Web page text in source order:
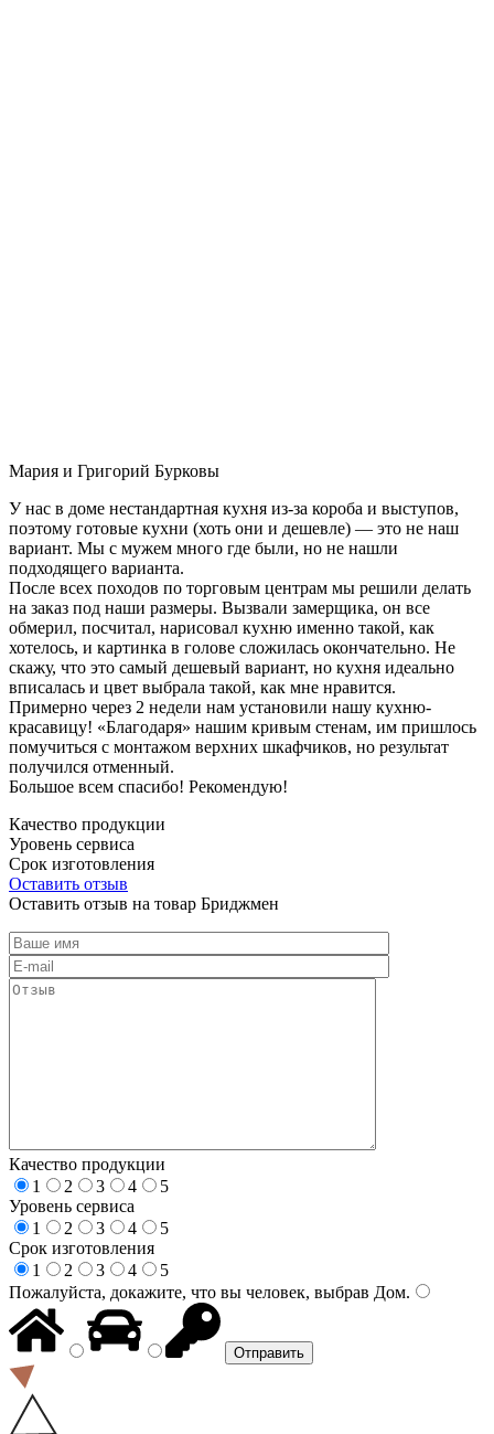
Мария и Григорий Бурковы
У нас в доме нестандартная кухня из-за короба и выступов,
поэтому готовые кухни (хоть они и дешевле) — это не наш
вариант. Мы с мужем много где были, но не нашли
подходящего варианта.
После всех походов по торговым центрам мы решили делать
на заказ под наши размеры. Вызвали замерщика, он все
обмерил, посчитал, нарисовал кухню именно такой, как
хотелось, и картинка в голове сложилась окончательно. Не
скажу, что это самый дешевый вариант, но кухня идеально
вписалась и цвет выбрала такой, как мне нравится.
Примерно через 2 недели нам установили нашу кухню-
красавицу! «Благодаря» нашим кривым стенам, им пришлось
помучиться с монтажом верхних шкафчиков, но результат
получился отменный.
Большое всем спасибо! Рекомендую!
Качество продукции
Уровень сервиса
Срок изготовления
Оставить отзыв
Оставить отзыв на товар Бриджмен
Качество продукции
1
2 3 4
5
Уровень сервиса
1
2 3 4
5
Срок изготовления
1
2 3 4
5
Пожалуйста, докажите, что вы человек, выбрав Дом.